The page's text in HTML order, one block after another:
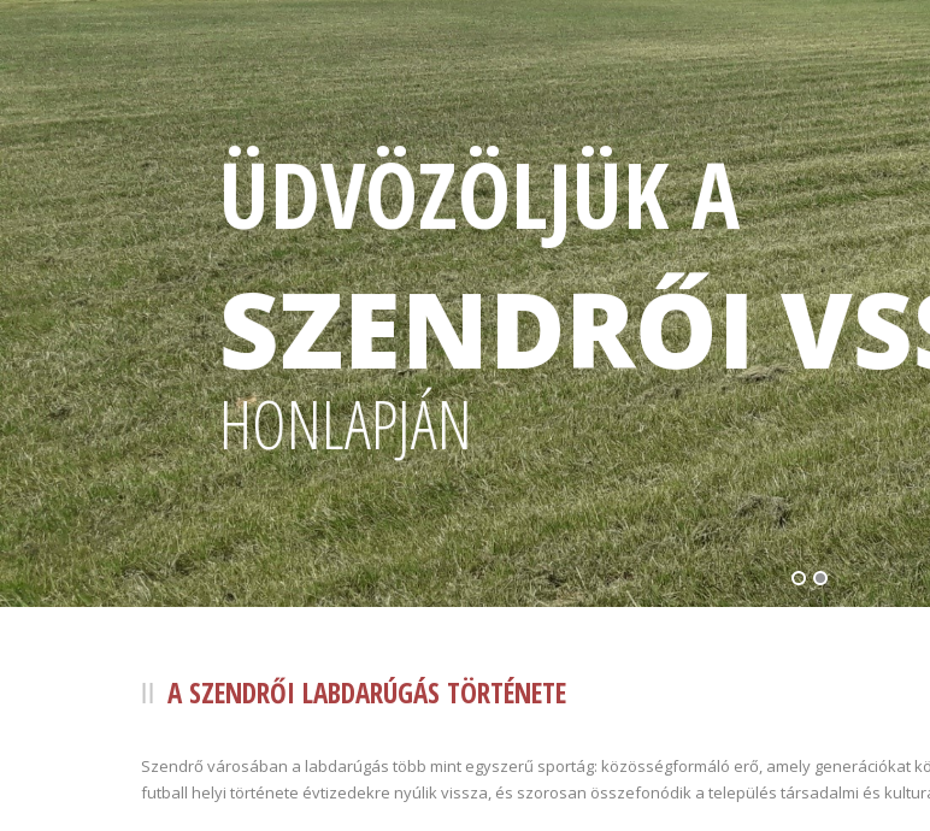
HONLAPJÁN
SZENDRŐI
ÜDVÖZÖLJÜK A
A SZENDRŐI LABDARÚGÁS TÖRTÉNETE
Szendrő városában a labdarúgás több mint egyszerű sportág: közösségformáló erő, amely generációkat
futball helyi története évtizedekre nyúlik vissza, és szorosan összefonódik a település társadalmi és